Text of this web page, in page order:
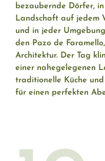
bezaubernde Dörfer,
Landschaft auf jedem
und in jeder
den Pazo de
Architektur. Der Tag
einer nahegelegenen
traditionelle Küche
für einen perfekten